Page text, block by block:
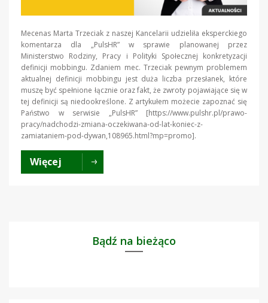
Mecenas Marta Trzeciak z naszej Kancelarii udzieliła eksperckiego
komentarza dla „PulsHR” w sprawie planowanej przez
Ministerstwo Rodziny, Pracy i Polityki Społecznej konkretyzacji
definicji mobbingu. Zdaniem mec. Trzeciak pewnym problemem
aktualnej definicji mobbingu jest duża liczba przesłanek, które
muszę być spełnione łącznie oraz fakt, że zwroty pojawiające się w
tej definicji są niedookreślone. Z artykułem możecie zapoznać się
Państwo w serwisie „PulsHR” [https://www.pulshr.pl/prawo-
pracy/nadchodzi-zmiana-oczekiwana-od-lat-koniec-z-
zamiataniem-pod-dywan,108965.html?mp=promo].
Więcej
Bądź na bieżąco